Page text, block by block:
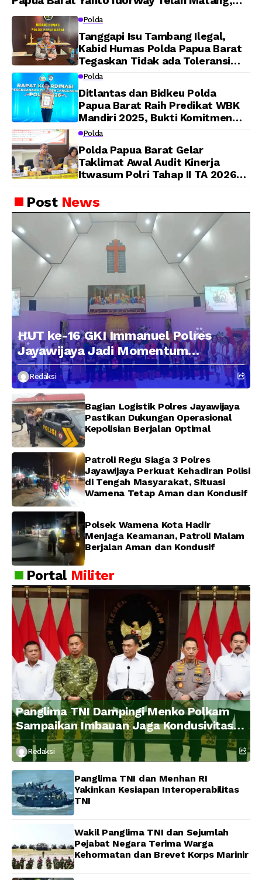
Pelaksanaan Dijadwalkan Kamis
Polda
Tanggapi Isu Tambang Ilegal,
Kabid Humas Polda Papua Barat
Tegaskan Tidak ada Toleransi
bagi Oknum Anggota
Polda
Ditlantas dan Bidkeu Polda
Papua Barat Raih Predikat WBK
Mandiri 2025, Bukti Komitmen
Wujudkan Pelayanan Bersih dan
Polda
Polda Papua Barat Gelar
Taklimat Awal Audit Kinerja
Itwasum Polri Tahap II TA 2026
Pengendalian
PostNews
HUT ke-16 GKI Immanuel Polres
Jayawijaya Jadi Momentum
Mempererat Persaudaraan dan
Menjaga kedamaian
Redaksi
Bagian Logistik Polres Jayawijaya
Pastikan Dukungan Operasional
Kepolisian Berjalan Optimal
Patroli Regu Siaga 3 Polres
Jayawijaya Perkuat Kehadiran Polisi
di Tengah Masyarakat, Situasi
Wamena Tetap Aman dan Kondusif
Polsek Wamena Kota Hadir
Menjaga Keamanan, Patroli Malam
Berjalan Aman dan Kondusif
Portal Militer
Panglima TNI Dampingi Menko Polkam
Sampaikan Imbauan Jaga Kondusivitas
Bangsa
Redaksi
Panglima TNI dan Menhan RI
Yakinkan Kesiapan Interoperabilitas
TNI
Wakil Panglima TNI dan Sejumlah
Pejabat Negara Terima Warga
Kehormatan dan Brevet Korps Marinir